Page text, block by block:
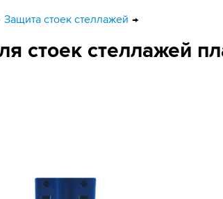
Защита стоек стеллажей
стоек стеллажей